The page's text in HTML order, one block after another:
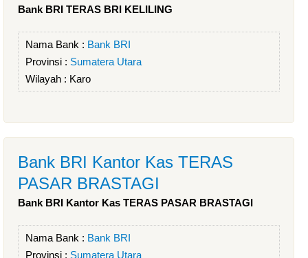
Bank BRI TERAS BRI KELILING
Nama Bank : Bank BRI
Provinsi : Sumatera Utara
Wilayah : Karo
Bank BRI Kantor Kas TERAS
PASAR BRASTAGI
Bank BRI Kantor Kas TERAS PASAR BRASTAGI
Nama Bank : Bank BRI
Provinsi : Sumatera Utara